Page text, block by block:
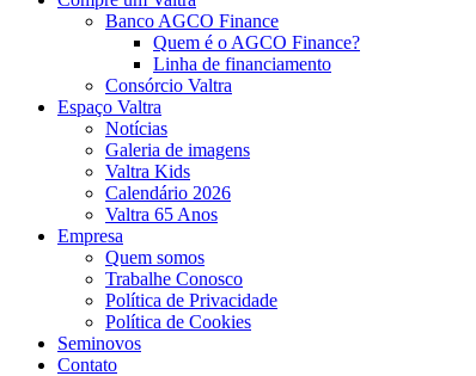
Banco AGCO Finance
Quem é o AGCO Finance?
Linha de financiamento
Consórcio Valtra
Espaço Valtra
Notícias
Galeria de imagens
Valtra Kids
Calendário 2026
Valtra 65 Anos
Empresa
Quem somos
Trabalhe Conosco
Política de Privacidade
Política de Cookies
Seminovos
Contato